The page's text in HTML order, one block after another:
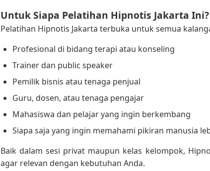
Untuk Siapa Pelatihan Hipnotis Jakarta Ini?
Pelatihan Hipnotis Jakarta terbuka untuk semua
Profesional di bidang terapi atau konseling
Trainer dan public speaker
Pemilik bisnis atau tenaga penjual
Guru, dosen, atau tenaga pengajar
Mahasiswa dan pelajar yang ingin berkembang
Siapa saja yang ingin memahami pikiran manusia
Baik dalam sesi privat maupun kelas kelompok,
agar relevan dengan kebutuhan Anda.